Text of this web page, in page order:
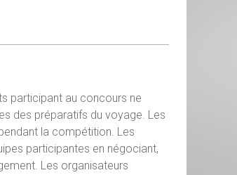
participant au concours ne
des préparatifs du voyage. Les
la compétition. Les
participantes en négociant,
Les organisateurs